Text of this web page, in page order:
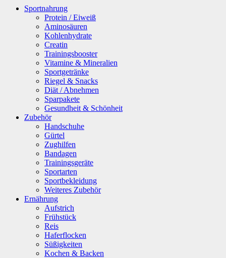
Sportnahrung
Protein / Eiweiß
Aminosäuren
Kohlenhydrate
Creatin
Trainingsbooster
Vitamine & Mineralien
Sportgetränke
Riegel & Snacks
Diät / Abnehmen
Sparpakete
Gesundheit & Schönheit
Zubehör
Handschuhe
Gürtel
Zughilfen
Bandagen
Trainingsgeräte
Sportarten
Sportbekleidung
Weiteres Zubehör
Ernährung
Aufstrich
Frühstück
Reis
Haferflocken
Süßigkeiten
Kochen & Backen